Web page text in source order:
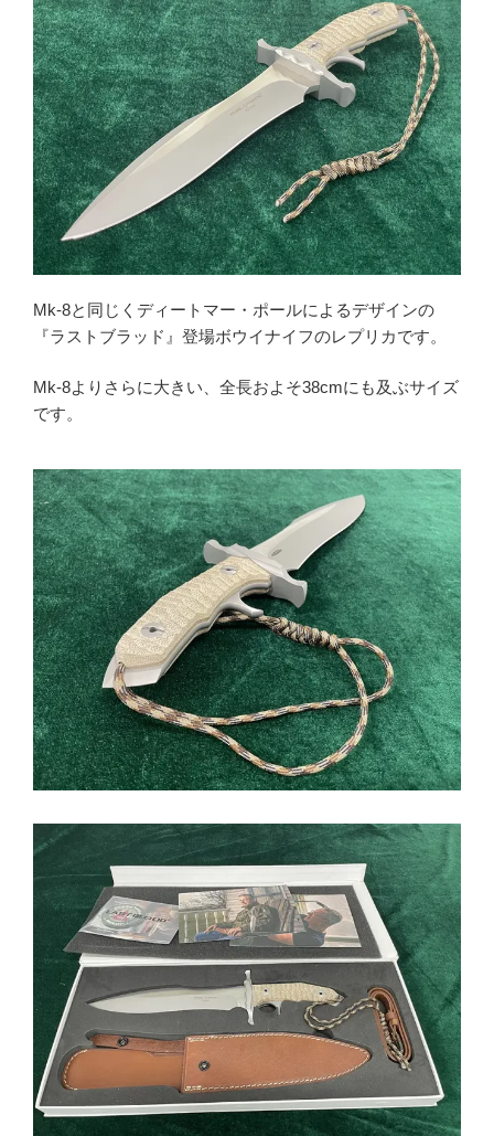
Mk-8と同じくディートマー・ポールによるデザインの
『ラストブラッド』登場ボウイナイフのレプリカです。
Mk-8よりさらに大きい、全長およそ38cmにも及ぶサイズ
です。